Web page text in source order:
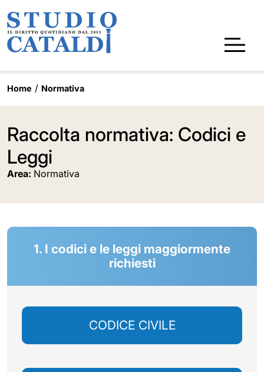
Home Normativa
Raccolta normativa: Codici e
Leggi
Area: Normativa
1. I codici e le leggi maggiormente
richiesti
CODICE CIVILE